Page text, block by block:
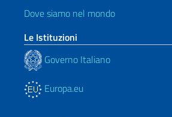
Dove siamo nel mondo
Le Istituzioni
Governo Italiano
Europa.eu